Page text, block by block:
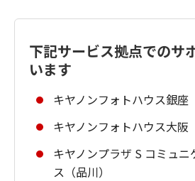
下記サービス拠点でのサ
います
キヤノンフォトハウス銀座
キヤノンフォトハウス大阪
キヤノンプラザ S コミュニ
ス（品川）